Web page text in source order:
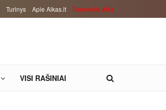
Turinys Apie Alkas.lt Paremkite Alką
VISI RAŠINIAI